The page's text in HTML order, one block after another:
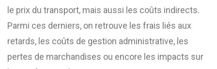
le prix du transport, mais aussi les coûts indirects.
Parmi ces derniers, on retrouve les frais liés aux
retards, les coûts de gestion administrative, les
pertes de marchandises ou encore les impacts sur